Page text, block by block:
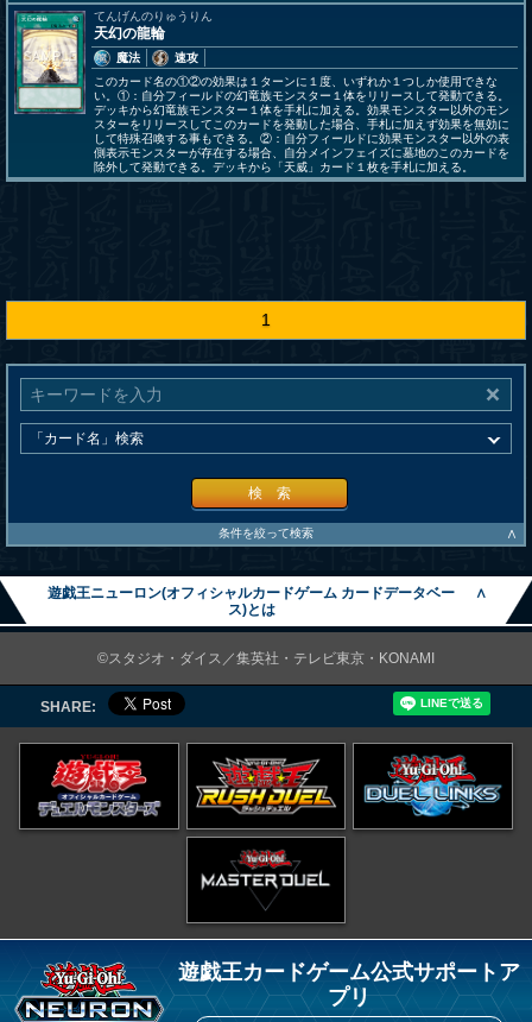
てんげんのりゅうりん
天幻の龍輪
魔法
速攻
このカード名の①②の効果は１ターンに１度、いずれか１つしか使用できな
い。①：自分フィールドの幻竜族モンスター１体をリリースして発動できる。
デッキから幻竜族モンスター１体を手札に加える。効果モンスター以外のモン
スターをリリースしてこのカードを発動した場合、手札に加えず効果を無効に
して特殊召喚する事もできる。②：自分フィールドに効果モンスター以外の表
側表示モンスターが存在する場合、自分メインフェイズに墓地のこのカードを
除外して発動できる。デッキから「天威」カード１枚を手札に加える。
1
検 索
条件を絞って検索 ∧
遊戯王ニューロン(オフィシャルカードゲーム カードデータベー
ス)とは
∧
©スタジオ・ダイス／集英社・テレビ東京・KONAMI
SHARE:
遊戯王カードゲーム公式サポートア
プリ